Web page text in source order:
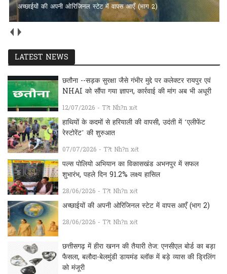
अच्छाईयों की अपनी ओरिजिनल स्टेट में वापस आएँ (भाग 2)
LATEST NEWS
छतौना --सड़क सुरक्षा जैसे गंभीर मुद्दे पर कलेक्टर रायपुर एवं
NHAI को सौंपा गया ज्ञापन, कार्रवाई की मांग अब भी अधूरी
12/07/2026 - T?t Nh?n xét
हाथियों के कदमों से हरियाली की वापसी, उदंती में ‘एलीफेंट
रेस्टोरेंट’ की शुरुआत
07/07/2026 - T?t Nh?n xét
पल्स पोलियो अभियान का विकासखंड अभनपुर में सफल
शुभारंभ, पहले दिन 91.2% लक्ष्य हासिल
28/06/2026 - T?t Nh?n xét
अच्छाईयों की अपनी ओरिजिनल स्टेट में वापस आएँ (भाग 2)
28/06/2026 - T?t Nh?n xét
छत्तीसगढ़ में हीरा खनन की तैयारी तेज: एनसीएल बोर्ड का बड़ा
फैसला, बलौदा-बेलमुंडी डायमंड ब्लॉक में बड़े व्यास की ड्रिलिंग
को मंजूरी